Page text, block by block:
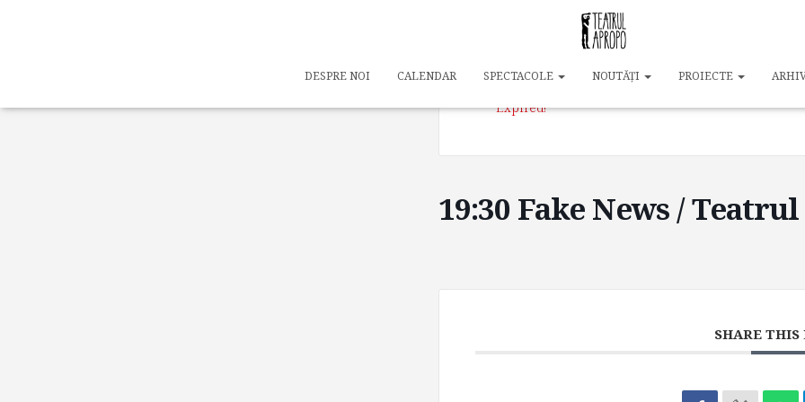
DESPRE NOI CALENDAR SPECTACOLE NOUTĂȚI PROIECTE
23 feb. 2024
Expired!
19:30 Fake News /
SHARE THIS